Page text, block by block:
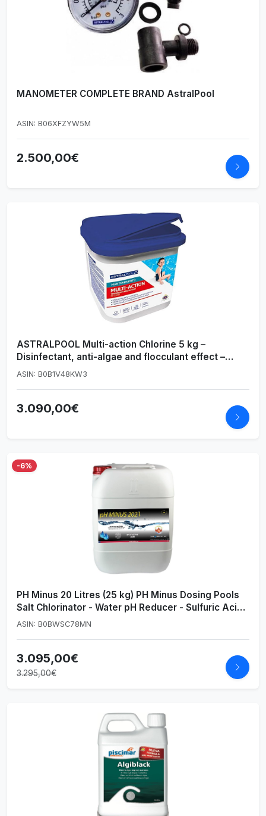
MANOMETER COMPLETE BRAND AstralPool
ASIN: B06XFZYW5M
2.500,00€
ASTRALPOOL Multi-action Chlorine 5 kg –
Disinfectant, anti-algae and flocculant effect –
Keeps water clean, crystal clear and free of algae.
ASIN: B0B1V48KW3
3.090,00€
-6%
PH Minus 20 Litres (25 kg) PH Minus Dosing Pools
Salt Chlorinator - Water pH Reducer - Sulfuric Acid
15%
ASIN: B0BWSC78MN
3.095,00€
3.295,00€